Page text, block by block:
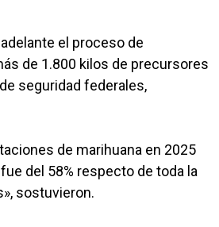
el proceso de
de 1.800 kilos de precursores
seguridad federales,
de marihuana en 2025
del 58% respecto de toda la
sostuvieron.